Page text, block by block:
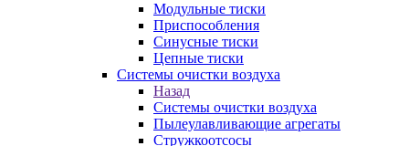
Модульные тиски
Приспособления
Синусные тиски
Цепные тиски
Системы очистки воздуха
Назад
Системы очистки воздуха
Пылеулавливающие агрегаты
Стружкоотсосы